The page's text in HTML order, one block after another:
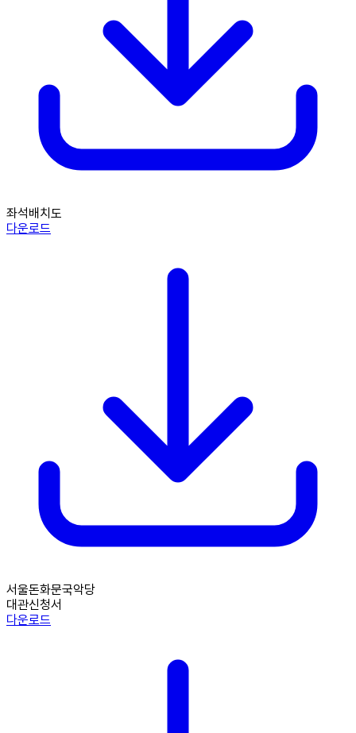
좌석배치도
다운로드
서울돈화문국악당
대관신청서
다운로드